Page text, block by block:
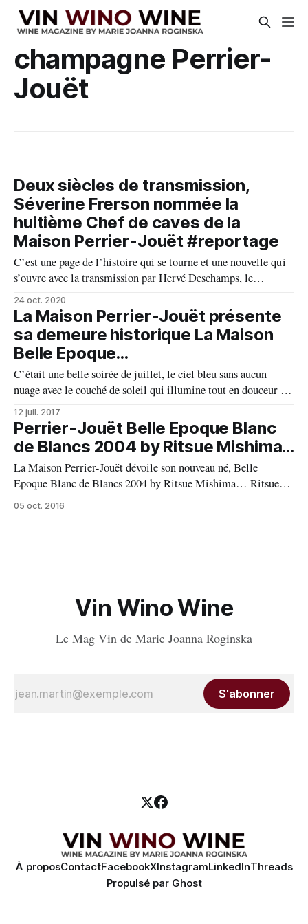
champagne Perrier-
Jouët
Deux siècles de transmission,
Séverine Frerson nommée la
huitième Chef de caves de la
Maison Perrier-Jouët #reportage
C’est une page de l’histoire qui se tourne et une nouvelle qui
s’ouvre avec la transmission par Hervé Deschamps, le
septième Chef des caves de la Maison Perrier-Jouët, à
Séverine Frerson de son précieux héritage fondé sur le savoir-
faire, ainsi elle devient officiellement la huitième
24 oct. 2020
La Maison Perrier-Jouët présente
sa demeure historique La Maison
Belle Epoque...
C’était une belle soirée de juillet, le ciel bleu sans aucun
nuage avec le couché de soleil qui illumine tout en douceur et
embellit encore plus cette magnifique demeure de la Maison
Perrier-Jouët, la Maison Belle Epoque qui rouvre ses portes
après une minutieuse rénovation. Bienvenue à la
12 juil. 2017
Perrier-Jouët Belle Epoque Blanc
de Blancs 2004 by Ritsue Mishima...
La Maison Perrier-Jouët dévoile son nouveau né, Belle
Epoque Blanc de Blancs 2004 by Ritsue Mishima… Ritsue
Mishima, artiste japonaise a imaginé un écrin original pour
05 oct. 2016
Vin Wino Wine
Le Mag Vin de Marie Joanna Roginska
S'abonner
À proposContactFacebookXInstagramLinkedInThreads
Propulsé par Ghost